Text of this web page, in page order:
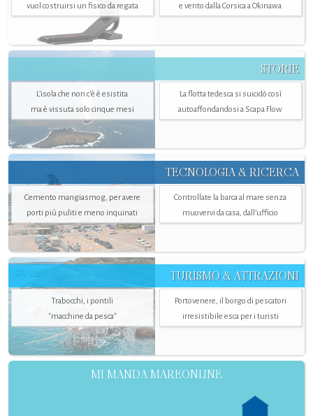
vuol costruirsi un fisico da regata
e vento dalla Corsica a Okinawa
STORIE
L’isola che non c'è è esistita
ma è vissuta solo cinque mesi
La flotta tedesca si suicidò così
autoaffondandosi a Scapa Flow
TECNOLOGIA & RICERCA
Cemento mangiasmog, per avere
porti più puliti e meno inquinati
Controllate la barca al mare senza
muovervi da casa, dall’ufficio
TURISMO & ATTRAZIONI
Trabocchi, i pontili
"macchine da pesca"
Portovenere, il borgo di pescatori
irresistibile esca per i turisti
MI MANDA MAREONLINE